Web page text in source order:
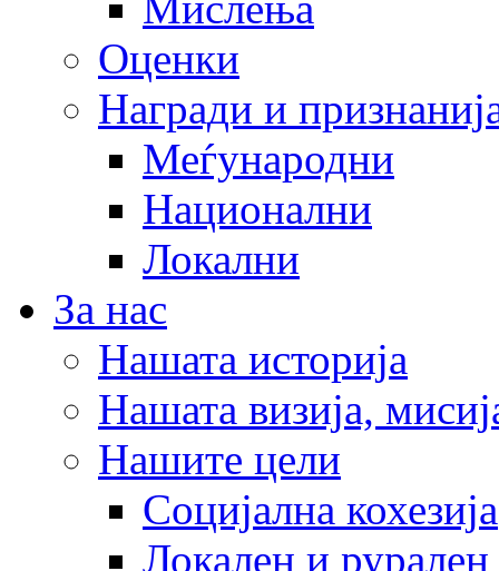
Оценки
Награди и
Меѓународни
Национални
Локални
За нас
Нашата историја
Нашата визија,
Нашите цели
Социјална кохезија
Локален и рурален